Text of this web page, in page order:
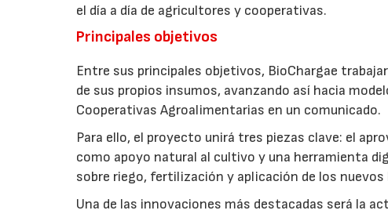
el día a día de agricultores y cooperativas.
Principales objetivos
Entre sus principales objetivos, BioChargae
de sus propios insumos, avanzando así hacia
Cooperativas Agroalimentarias en un comunicado.
Para ello, el proyecto unirá tres piezas clave: el
como apoyo natural al cultivo y una herramienta
sobre riego, fertilización y aplicación de los nuevos
Una de las innovaciones más destacadas será la